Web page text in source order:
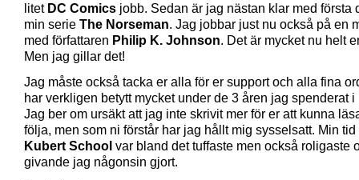
litet DC Comics jobb. Sedan är jag nästan klar med första
min serie The Norseman. Jag jobbar just nu också på en
med författaren Philip K. Johnson. Det är mycket nu helt
Men jag gillar det!
Jag måste också tacka er alla för er support och alla fina
har verkligen betytt mycket under de 3 åren jag spenderat i
Jag ber om ursäkt att jag inte skrivit mer för er att kunna
följa, men som ni förstår har jag hållt mig sysselsatt. Min
Kubert School var bland det tuffaste men också roligaste
givande jag någonsin gjort.